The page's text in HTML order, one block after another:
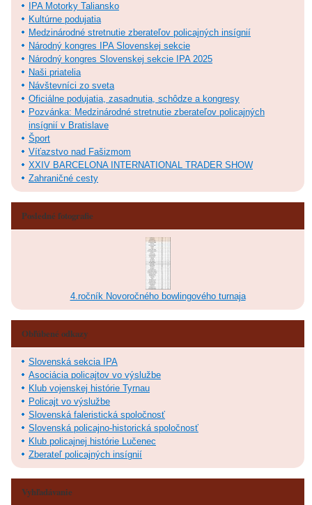
IPA Motorky Taliansko
Kultúrne podujatia
Medzinárodné stretnutie zberateľov policajných insígnií
Národný kongres IPA Slovenskej sekcie
Národný kongres Slovenskej sekcie IPA 2025
Naši priatelia
Návštevníci zo sveta
Oficiálne podujatia, zasadnutia, schôdze a kongresy
Pozvánka: Medzinárodné stretnutie zberateľov policajných
insígnií v Bratislave
Šport
Víťazstvo nad Fašizmom
XXIV BARCELONA INTERNATIONAL TRADER SHOW
Zahraničné cesty
Posledné fotografie
4.ročník Novoročného bowlingového turnaja
Obľúbené odkazy
Slovenská sekcia IPA
Asociácia policajtov vo výslužbe
Klub vojenskej histórie Tyrnau
Policajt vo výslužbe
Slovenská faleristická spoločnosť
Slovenská policajno-historická spoločnosť
Klub policajnej histórie Lučenec
Zberateľ policajných insígnií
Vyhľadávanie